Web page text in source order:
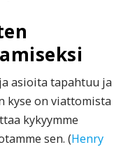
asioita tapahtuu ja
kyse on viattomista
kykyymme
sen. (Henry